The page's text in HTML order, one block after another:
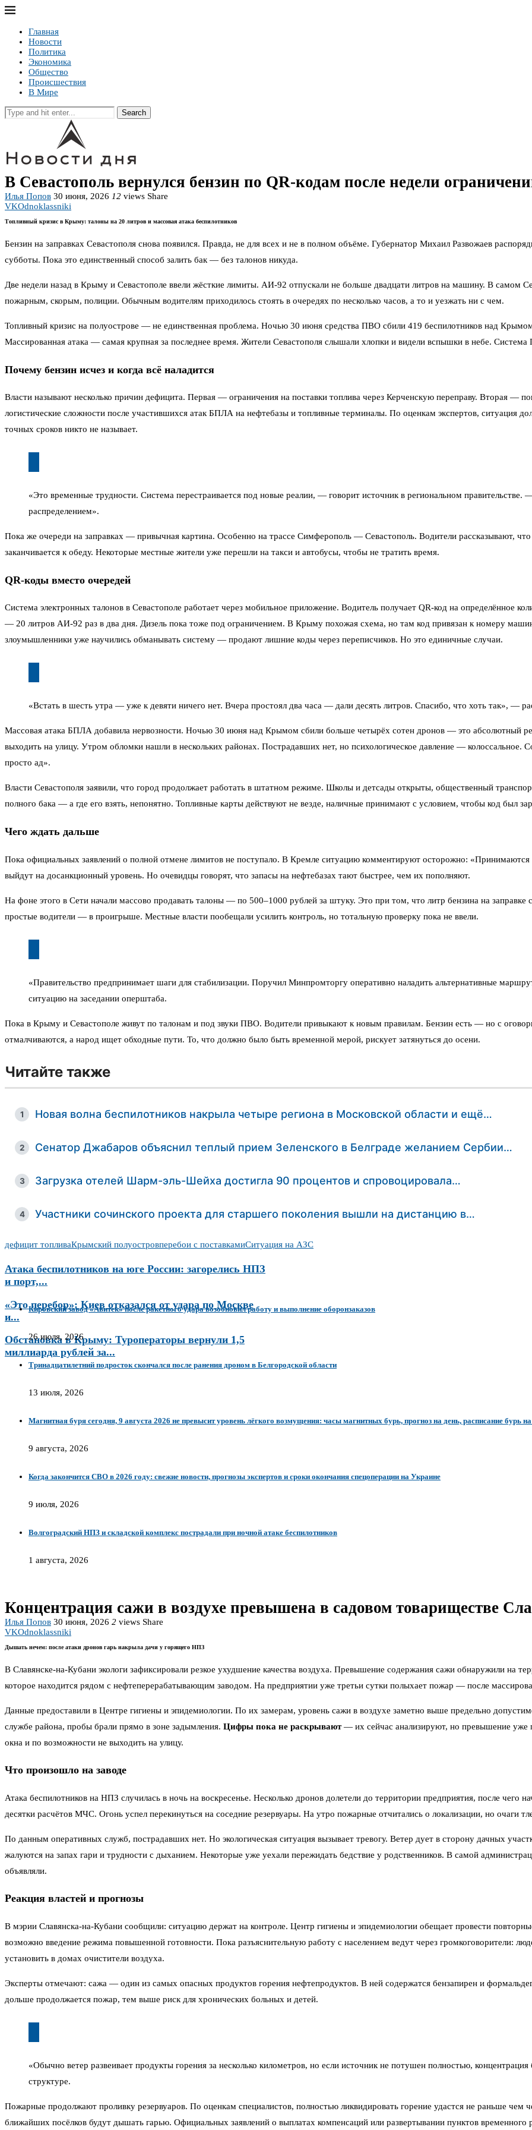
Главная
Новости
Политика
Экономика
Общество
Происшествия
В Мире
Search
В Севастополь вернулся бензин по QR-кодам после недели
Илья Попов 30 июня, 2026 12 views Share
VKOdnoklassniki
Топливный кризис в Крыму: талоны на 20 литров и массовая атака беспилотников
Бензин на заправках Севастополя снова появился. Правда, не для всех и не в полном объёме. Губернатор Михаил Развожаев
субботы. Пока это единственный способ залить бак — без талонов никуда.
Две недели назад в Крыму и Севастополе ввели жёсткие лимиты. АИ-92 отпускали не больше двадцати литров на машину. В самом
пожарным, скорым, полиции. Обычным водителям приходилось стоять в очередях по несколько часов, а то и уезжать ни с чем.
Топливный кризис на полуострове — не единственная проблема. Ночью 30 июня средства ПВО сбили 419 беспилотников над
Массированная атака — самая крупная за последнее время. Жители Севастополя слышали хлопки и видели вспышки в небе. Система
Почему бензин исчез и когда всё наладится
Власти называют несколько причин дефицита. Первая — ограничения на поставки топлива через Керченскую переправу. Вторая —
логистические сложности после участившихся атак БПЛА на нефтебазы и топливные терминалы. По оценкам экспертов, ситуация
точных сроков никто не называет.
«Это временные трудности. Система перестраивается под новые реалии, — говорит источник в региональном
распределением».
Пока же очереди на заправках — привычная картина. Особенно на трассе Симферополь — Севастополь. Водители рассказывают,
заканчивается к обеду. Некоторые местные жители уже перешли на такси и автобусы, чтобы не тратить время.
QR-коды вместо очередей
Система электронных талонов в Севастополе работает через мобильное приложение. Водитель получает QR-код на определённое
— 20 литров АИ-92 раз в два дня. Дизель пока тоже под ограничением. В Крыму похожая схема, но там код привязан к номеру
злоумышленники уже научились обманывать систему — продают лишние коды через переписчиков. Но это единичные случаи.
«Встать в шесть утра — уже к девяти ничего нет. Вчера простоял два часа — дали десять литров. Спасибо, что хоть так», —
Массовая атака БПЛА добавила нервозности. Ночью 30 июня над Крымом сбили больше четырёх сотен дронов — это абсолютный
выходить на улицу. Утром обломки нашли в нескольких районах. Пострадавших нет, но психологическое давление —
просто ад».
Власти Севастополя заявили, что город продолжает работать в штатном режиме. Школы и детсады открыты, общественный
полного бака — а где его взять, непонятно. Топливные карты действуют не везде, наличные принимают с условием, чтобы код был
Чего ждать дальше
Пока официальных заявлений о полной отмене лимитов не поступало. В Кремле ситуацию комментируют осторожно:
выйдут на досанкционный уровень. Но очевидцы говорят, что запасы на нефтебазах тают быстрее, чем их пополняют.
На фоне этого в Сети начали массово продавать талоны — по 500–1000 рублей за штуку. Это при том, что литр бензина на
простые водители — в проигрыше. Местные власти пообещали усилить контроль, но тотальную проверку пока не ввели.
«Правительство предпринимает шаги для стабилизации. Поручил Минпромторгу оперативно наладить альтернативные
ситуацию на заседании оперштаба.
Пока в Крыму и Севастополе живут по талонам и под звуки ПВО. Водители привыкают к новым правилам. Бензин есть — но с
отмалчиваются, а народ ищет обходные пути. То, что должно было быть временной мерой, рискует затянуться до осени.
Читайте также
1 Новая волна беспилотников накрыла четыре региона в Московской области и ещё…
2 Сенатор Джабаров объяснил теплый прием Зеленского в Белграде желанием Сербии…
3 Загрузка отелей Шарм-эль-Шейха достигла 90 процентов и спровоцировала…
4 Участники сочинского проекта для старшего поколения вышли на дистанцию в…
дефицит топливаКрымский полуостровперебои с поставкамиСитуация на АЗС
Атака беспилотников на юге России: загорелись НПЗ
и порт,...
«Это перебор»: Киев отказался от удара по Москве
и...
Обстановка в Крыму: Туроператоры вернули 1,5
миллиарда рублей за...
Кировский завод «Авитек» после ракетного удара возобновил работу и выполнение оборонзаказов
26 июля, 2026
Тринадцатилетний подросток скончался после ранения дроном в Белгородской области
13 июля, 2026
Магнитная буря сегодня, 9 августа 2026 не превысит уровень лёгкого возмущения: часы магнитных бурь, прогноз на день, расписание бурь
9 августа, 2026
Когда закончится СВО в 2026 году: свежие новости, прогнозы экспертов и сроки окончания спецоперации на Украине
9 июля, 2026
Волгоградский НПЗ и складской комплекс пострадали при ночной атаке беспилотников
1 августа, 2026
Концентрация сажи в воздухе превышена в садовом товариществе
Илья Попов 30 июня, 2026 2 views Share
VKOdnoklassniki
Дышать нечем: после атаки дронов гарь накрыла дачи у горящего НПЗ
В Славянске-на-Кубани экологи зафиксировали резкое ухудшение качества воздуха. Превышение содержания сажи обнаружили на
которое находится рядом с нефтеперерабатывающим заводом. На предприятии уже третьи сутки полыхает пожар — после
Данные предоставили в Центре гигиены и эпидемиологии. По их замерам, уровень сажи в воздухе заметно выше предельно
службе района, пробы брали прямо в зоне задымления. Цифры пока не раскрывают— их сейчас анализируют, но превышение уже
окна и по возможности не выходить на улицу.
Что произошло на заводе
Атака беспилотников на НПЗ случилась в ночь на воскресенье. Несколько дронов долетели до территории предприятия, после чего
десятки расчётов МЧС. Огонь успел перекинуться на соседние резервуары. На утро пожарные отчитались о локализации, но очаги
По данным оперативных служб, пострадавших нет. Но экологическая ситуация вызывает тревогу. Ветер дует в сторону дачных
жалуются на запах гари и трудности с дыханием. Некоторые уже уехали пережидать бедствие у родственников. В самой
объявляли.
Реакция властей и прогнозы
В мэрии Славянска-на-Кубани сообщили: ситуацию держат на контроле. Центр гигиены и эпидемиологии обещает провести
возможно введение режима повышенной готовности. Пока разъяснительную работу с населением ведут через громкоговорители:
установить в домах очистители воздуха.
Эксперты отмечают: сажа — один из самых опасных продуктов горения нефтепродуктов. В ней содержатся бензапирен и
дольше продолжается пожар, тем выше риск для хронических больных и детей.
«Обычно ветер развеивает продукты горения за несколько километров, но если источник не потушен полностью,
структуре.
Пожарные продолжают проливку резервуаров. По оценкам специалистов, полностью ликвидировать горение удастся не раньше чем
ближайших посёлков будут дышать гарью. Официальных заявлений о выплатах компенсаций или развертывании пунктов